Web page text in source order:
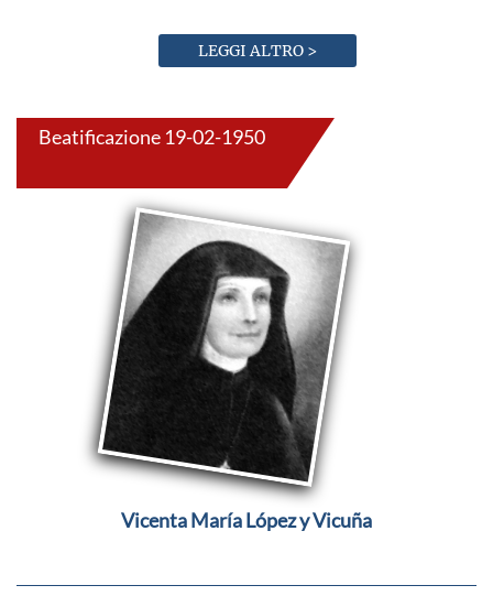
LEGGI ALTRO >
Beatificazione 19-02-1950
Vicenta María López y Vicuña